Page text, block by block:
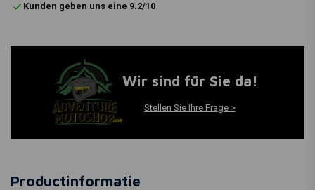
Kunden geben uns eine 9.2/10
Wir sind für Sie da!
Stellen Sie Ihre Frage >
Productinformatie